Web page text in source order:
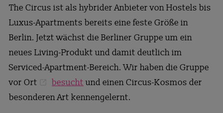
The Circus ist als hybrider Anbieter von Hostels bis
Luxus-Apartments bereits eine feste Größe in
Berlin. Jetzt wächst die Berliner Gruppe um ein
neues Living-Produkt und damit deutlich im
Serviced-Apartment-Bereich. Wir haben die Gruppe
vor Ort
besuchtund einen Circus-Kosmos der
besonderen Art kennengelernt.